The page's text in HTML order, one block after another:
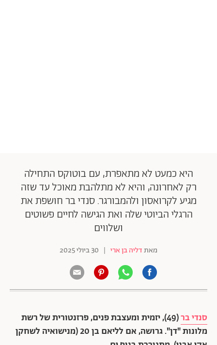
היא כמעט לא מתאפרת, עם בוטוקס התחילה
רק לאחרונה, והיא לא מתלהבת מאוכל עד שזה
מגיע לקרואסון ולהמבורגר. סנדי בר חושפת את
הרגלי הביוטי שלה ואת הגישה לחיים פשוטים
ושלווים
מאתדליה בן ארי | 30 ביולי 2025
סנדי בר
(49), יזמית ומעצבת פנים, פרזנטורית של רשת
מלונות "דן". גרושה, אם לליאם בן 20 (מנישואיה לשחקן